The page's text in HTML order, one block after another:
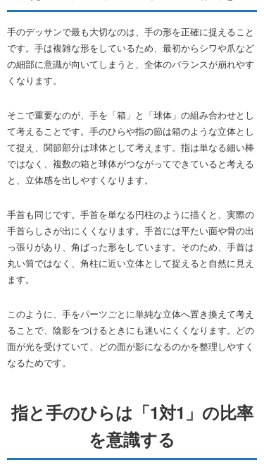
手のデッサンで最も大切なのは、手の形を正確に捉えること
です。手は複雑な形をしているため、最初からシワや爪など
の細部に意識が向いてしまうと、全体のバランスが崩れやす
くなります。
そこで重要なのが、手を「箱」と「球体」の組み合わせとし
て考えることです。手のひらや指の節は箱のような立体とし
て捉え、関節部分は球体として考えます。指は単なる細い棒
ではなく、複数の箱と球体がつながってできていると考える
と、立体感を出しやすくなります。
手首も同じです。手首を単なる円柱のように描くと、実際の
手首らしさが出にくくなります。手首には平たい面や骨の出
っ張りがあり、角ばった形をしています。そのため、手首は
丸い筒ではなく、角柱に近い立体として捉えると自然に見え
ます。
このように、手をパーツごとに単純な立体へ置き換えて考え
ることで、陰影をつけるときにも迷いにくくなります。どの
面が光を受けていて、どの面が影になるのかを整理しやすく
なるためです。
指と手のひらは「1対1」の比率
を意識する